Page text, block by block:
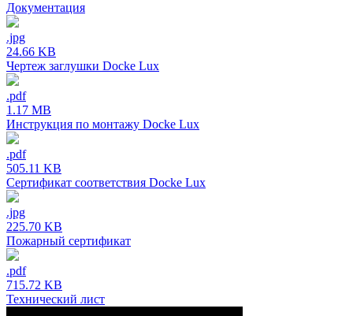
Документация
.jpg
24.66 KB
Чертеж заглушки Docke Lux
.pdf
1.17 MB
Инструкция по монтажу Docke Lux
.pdf
505.11 KB
Сертификат соответствия Docke Lux
.jpg
225.70 KB
Пожарный сертификат
.pdf
715.72 KB
Технический лист